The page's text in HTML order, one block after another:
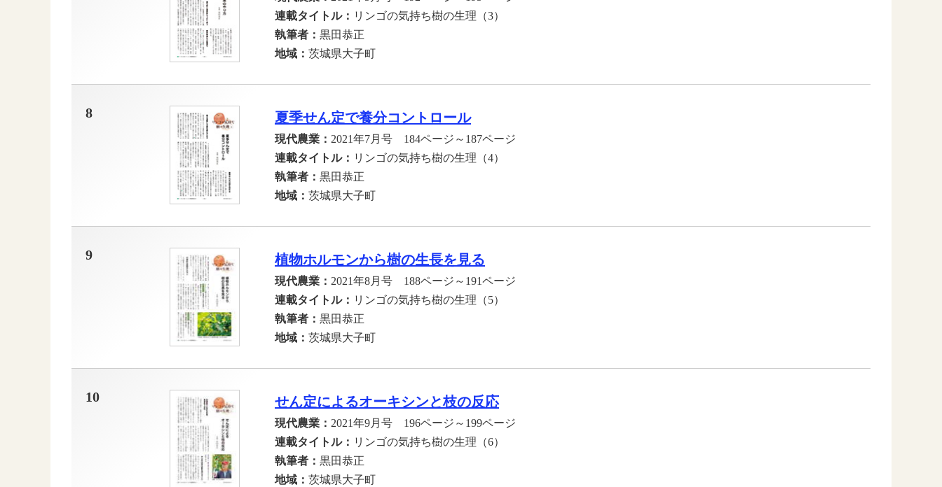
連載タイトル： リンゴの気持ち樹の生理（3）
執筆者： 黒田恭正
地域： 茨城県大子町
8 夏季せん定で養分コントロール
現代農業： 2021年7月号 184ページ～187ページ
連載タイトル： リンゴの気持ち樹の生理（4）
執筆者： 黒田恭正
地域： 茨城県大子町
9 植物ホルモンから樹の生長を見る
現代農業： 2021年8月号 188ページ～191ページ
連載タイトル： リンゴの気持ち樹の生理（5）
執筆者： 黒田恭正
地域： 茨城県大子町
10 せん定によるオーキシンと枝の反応
現代農業： 2021年9月号 196ページ～199ページ
連載タイトル： リンゴの気持ち樹の生理（6）
執筆者： 黒田恭正
地域： 茨城県大子町